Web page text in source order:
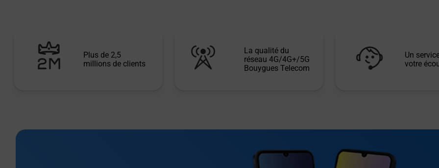
Plus de 2,5
millions de clients
La qualité du
réseau 4G/4G+/5G
Bouygues Telecom
Un
votre